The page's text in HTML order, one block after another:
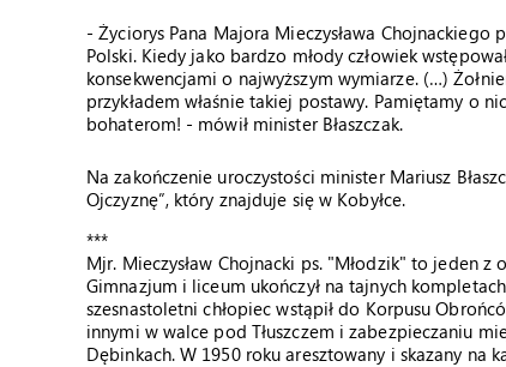
- Życiorys Pana Majora Mieczysława Chojnackiego
Polski. Kiedy jako bardzo młody człowiek
konsekwencjami o najwyższym wymiarze. (…)
przykładem właśnie takiej postawy. Pamiętamy o
bohaterom! - mówił minister Błaszczak.
Na zakończenie uroczystości minister Mariusz
Ojczyznę”, który znajduje się w Kobyłce.
***
Mjr. Mieczysław Chojnacki ps. "Młodzik" to jeden
Gimnazjum i liceum ukończył na tajnych
szesnastoletni chłopiec wstąpił do Korpusu
innymi w walce pod Tłuszczem i zabezpieczaniu
Dębinkach. W 1950 roku aresztowany i skazany